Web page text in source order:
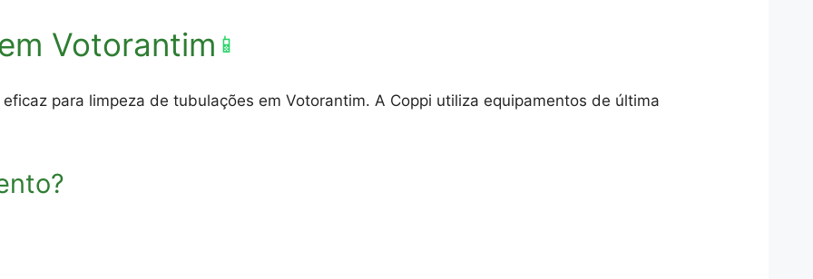
Votorantim 📱
para limpeza de tubulações em Votorantim. A Coppi utiliza equipamentos de última